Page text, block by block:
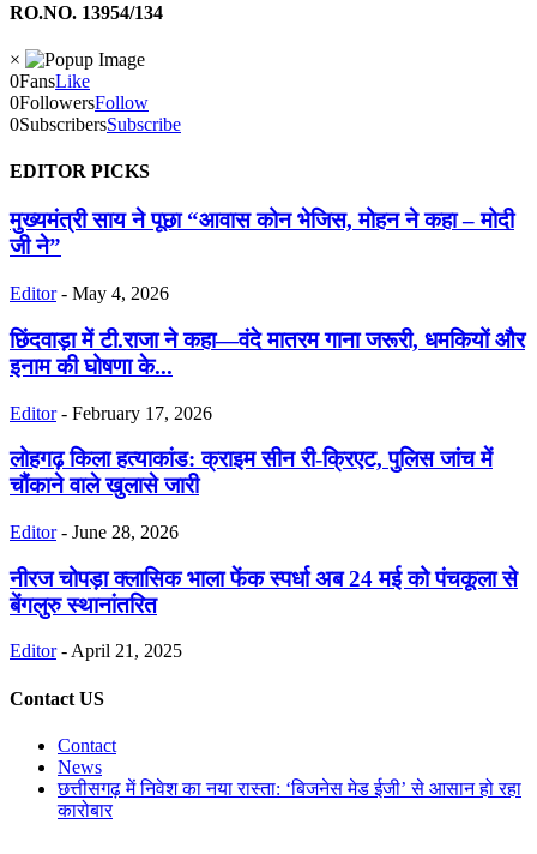
RO.NO. 13954/134
×
0FansLike
0FollowersFollow
0SubscribersSubscribe
EDITOR PICKS
मुख्यमंत्री साय ने पूछा “आवास कोन भेजिस, मोहन ने कहा – मोदी
जी ने”
Editor - May 4, 2026
छिंदवाड़ा में टी.राजा ने कहा—वंदे मातरम गाना जरूरी, धमकियों और
इनाम की घोषणा के...
Editor - February 17, 2026
लोहगढ़ किला हत्याकांड: क्राइम सीन री-क्रिएट, पुलिस जांच में
चौंकाने वाले खुलासे जारी
Editor - June 28, 2026
नीरज चोपड़ा क्लासिक भाला फेंक स्पर्धा अब 24 मई को पंचकूला से
बेंगलुरु स्थानांतरित
Editor -April 21, 2025
Contact US
Contact
News
छत्तीसगढ़ में निवेश का नया रास्ता: ‘बिजनेस मेड ईजी’ से आसान हो रहा
कारोबार